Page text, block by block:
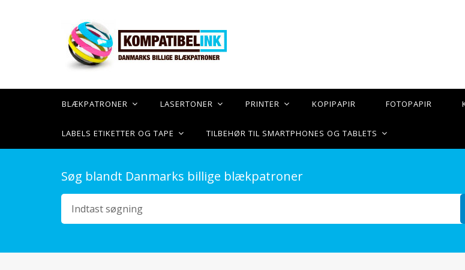
BLÆKPATRONER LASERTONER PRINTER KOPIPAPIR FOTOPAPIR
LABELS ETIKETTER OG TAPE TILBEHØR TIL SMARTPHONES OG TABLETS
Søg blandt Danmarks billige blækpatroner